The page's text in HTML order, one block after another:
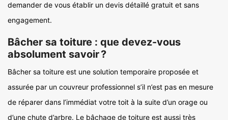
demander de vous établir un devis détaillé gratuit et sans
engagement.
Bâcher sa toiture : que devez-vous
absolument savoir ?
Bâcher sa toiture est une solution temporaire proposée et
assurée par un couvreur professionnel s’il n’est pas en mesure
de réparer dans l’immédiat votre toit à la suite d’un orage ou
d’une chute d’arbre. Le bâchage de toiture est aussi très